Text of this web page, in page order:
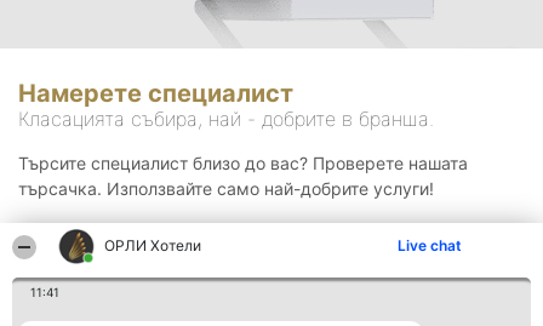
ОРЛИ Хотели Live chat
11:41
Намерете специалист
Класацията събира, най - добрите в бранша.
Търсите специалист близо до вас? Проверете нашата
търсачка. Използвайте само най-добрите услуги!